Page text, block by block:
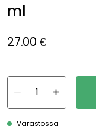
ml
27.00 €
Varastossa